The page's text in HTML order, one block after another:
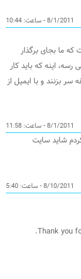
8/1/2011 - ساعت: 10:44
ما بجای برگذار
اینه که باید کار
بزنند و با ایمیل از
8/1/2011 - ساعت: 11:58
شاید سایت
8/10/2011 - ساعت: 5:40
Thank you